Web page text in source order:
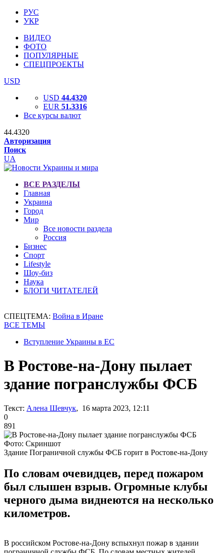
РУС
УКР
ВИДЕО
ФОТО
ПОПУЛЯРНЫЕ
СПЕЦПРОЕКТЫ
USD
USD 44.4320
EUR 51.3316
Все курсы валют
44.4320
Авторизация
Поиск
UA
ВСЕ РАЗДЕЛЫ
Главная
Украина
Город
Мир
Все новости раздела
Россия
Бизнес
Спорт
Lifestyle
Шоу-биз
Наука
БЛОГИ ЧИТАТЕЛЕЙ
СПЕЦТЕМА: Война в Иране
ВСЕ ТЕМЫ
Вступление Украины в ЕС
В Ростове-на-Дону пылает
здание погранслужбы ФСБ
Текст: Алена Шевчук, 16 марта 2023, 12:11
0
891
Фото: Скриншот
Здание Пограничной службы ФСБ горит в Ростове-на-Дону
По словам очевидцев, перед пожаром
был слышен взрыв. Огромные клубы
черного дыма виднеются на несколько
километров.
В российском Ростове-на-Дону вспыхнул пожар в здании